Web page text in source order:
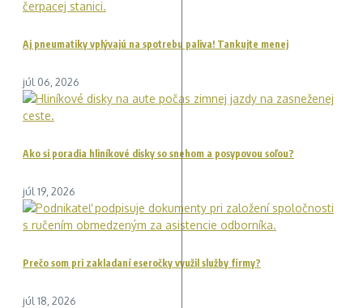
Aj pneumatiky vplývajú na spotrebu paliva! Tankujte menej
júl 06, 2026
Ako si poradia hliníkové disky so snehom a posypovou soľou?
júl 19, 2026
Prečo som pri zakladaní eseročky využil služby firmy?
júl 18, 2026